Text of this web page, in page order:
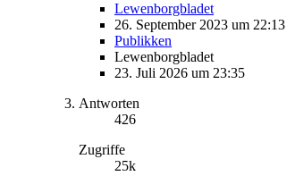
Lewenborgbladet
26. September 2023 um 22:13
Publikken
Lewenborgbladet
23. Juli 2026 um 23:35
Antworten
426
Zugriffe
25k